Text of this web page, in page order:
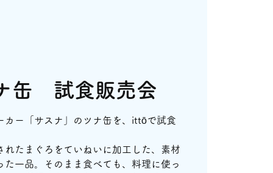
缶 試食販売会
カー「サスナ」のツナ缶を、ittōで試食
れたまぐろをていねいに加工した、素材
一品。そのまま食べても、料理に使っ